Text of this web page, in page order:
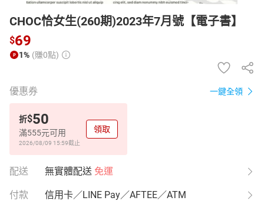
CHOC恰女生(260期)2023年7月號【電子書】
$69
1% (賺0點)
優惠券 一鍵全領
折$50
滿555元可用
2026/08/09 15:59截止
領取
配送 無實體配送 免運
付款 信用卡／LINE Pay／AFTEE／ATM